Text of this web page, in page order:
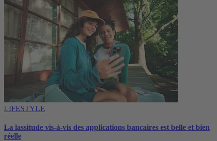
LIFESTYLE
La lassitude vis-à-vis des applications bancaires est belle et bien
réelle‌